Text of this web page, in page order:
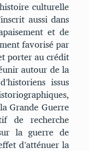
culturelle
aussi dans
et de
favorisé par
porter au crédit
autour de la
issus
Grande Guerre
de recherche
la guerre de
d’atténuer la